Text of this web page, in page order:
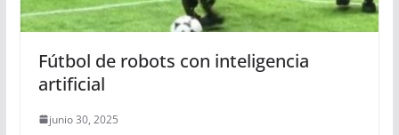
Fútbol de robots con inteligencia
artificial
junio 30, 2025